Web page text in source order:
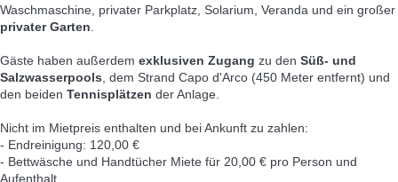
Waschmaschine, privater Parkplatz, Solarium, Veranda und ein großer
privater Garten
Gäste haben außerdem exklusiven Zugang zu den Süß- und
Salzwasserpools , dem Strand Capo d'Arco (450 Meter entfernt) und
den beiden Tennisplätzen der Anlage.
Nicht im Mietpreis enthalten und bei Ankunft zu zahlen:
- Endreinigung: 120,00 €
- Bettwäsche und Handtücher Miete für 20,00 € pro Person und
Aufenthalt.